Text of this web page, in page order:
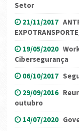
Setor
21/11/2017
19/05/2020
Cibersegurança
06/10/2017
29/09/2016
outubro
14/07/2020